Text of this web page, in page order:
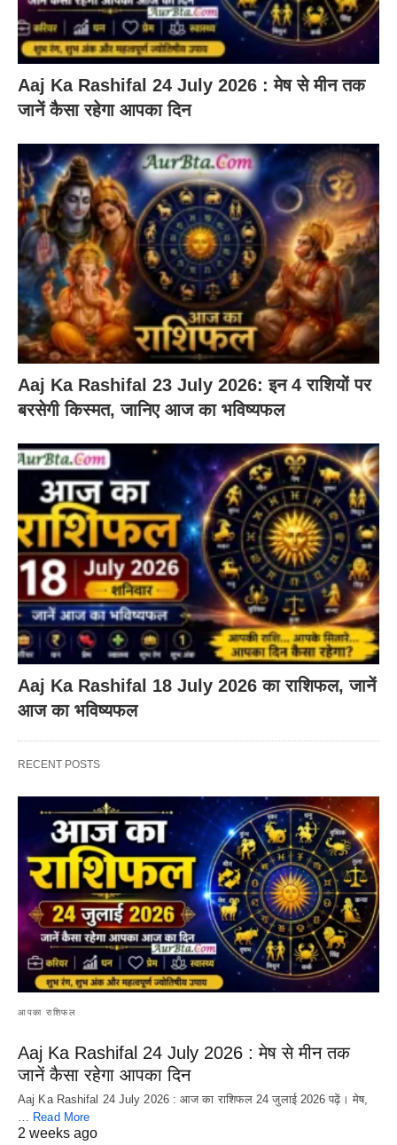
Aaj Ka Rashifal 24 July 2026 : मेष से मीन तक
जानें कैसा रहेगा आपका दिन
Aaj Ka Rashifal 23 July 2026: इन 4 राशियों पर
बरसेगी किस्मत, जानिए आज का भविष्यफल
Aaj Ka Rashifal 18 July 2026 का राशिफल, जानें
आज का भविष्यफल
RECENT POSTS
आपका राशिफल
Aaj Ka Rashifal 24 July 2026 : मेष से मीन तक
जानें कैसा रहेगा आपका दिन
Aaj Ka Rashifal 24 July 2026 : आज का राशिफल 24 जुलाई 2026 पढ़ें। मेष,
… Read More
2 weeks ago